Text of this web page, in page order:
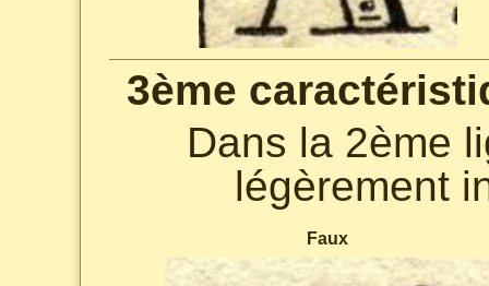
3ème
Dans la 2ème
légèrement
Faux